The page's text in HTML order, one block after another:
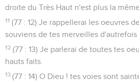
droite du Très Haut n'est plus la
11 (77 : 12) Je rappellerai les oeuvres
souviens de tes merveilles d'autrefois
12 (77 : 13) Je parlerai de toutes tes
hauts faits.
13 (77 : 14) O Dieu ! tes voies sont